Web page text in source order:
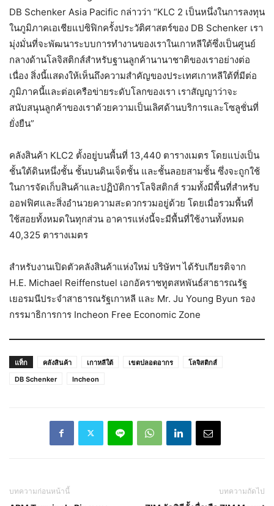
DB Schenker Asia Pacific กล่าวว่า “KLC 2 เป็นหนึ่งในการลงทุน
ในภูมิภาคเอเชียแปซิฟิกครั้งประวัติศาสตร์ของ DB Schenker เรา
มุ่งมั่นที่จะพัฒนาระบบการทำงานของเราในเกาหลีใต้ซึ่งเป็นศูนย์
กลางด้านโลจิสติกส์สำหรับฐานลูกค้านานาชาติของเราอย่างต่อ
เนื่อง สิ่งนี้แสดงให้เห็นถึงความสำคัญของประเทศเกาหลีใต้ที่มีต่อ
ภูมิภาคนี้และต่อเครือข่ายระดับโลกของเรา เราสัญญาว่าจะ
สนับสนุนลูกค้าของเราด้วยความเป็นเลิศด้านบริการและโซลูชั่นที่
ยั่งยืน”
คลังสินค้า KLC2 ตั้งอยู่บนพื้นที่ 13,440 ตารางเมตร โดยแบ่งเป็น
ชั้นใต้ดินหนึ่งชั้น ชั้นบนดินเจ็ดชั้น และชั้นลอยสามชั้น ซึ่งจะถูกใช้
ในการจัดเก็บสินค้าและปฏิบัติการโลจิสติกส์ รวมทั้งมีพื้นที่สำหรับ
ออฟฟิศและสิ่งอำนวยความสะดวกรวมอยู่ด้วย โดยเมื่อรวมพื้นที่
ใช้สอยทั้งหมดในทุกส่วน อาคารแห่งนี้จะมีพื้นที่ใช้งานทั้งหมด
40,325 ตารางเมตร
สำหรับงานเปิดตัวคลังสินค้าแห่งใหม่ บริษัทฯ ได้รับเกียรติจาก
H.E. Michael Reiffenstuel เอกอัคราชทูตสหพันธ์สาธารณรัฐ
เยอรมนีประจำสาธารณรัฐเกาหลี และ Mr. Ju Young Byun รอง
กรรมาธิการการ Incheon Free Economic Zone
แท็ก คลังสินค้า เกาหลีใต้ เขตปลอดอากร
โลจิสติกส์
DB Schenker
Incheon
บทความก่อนหน้านี้ บทความถัดไป